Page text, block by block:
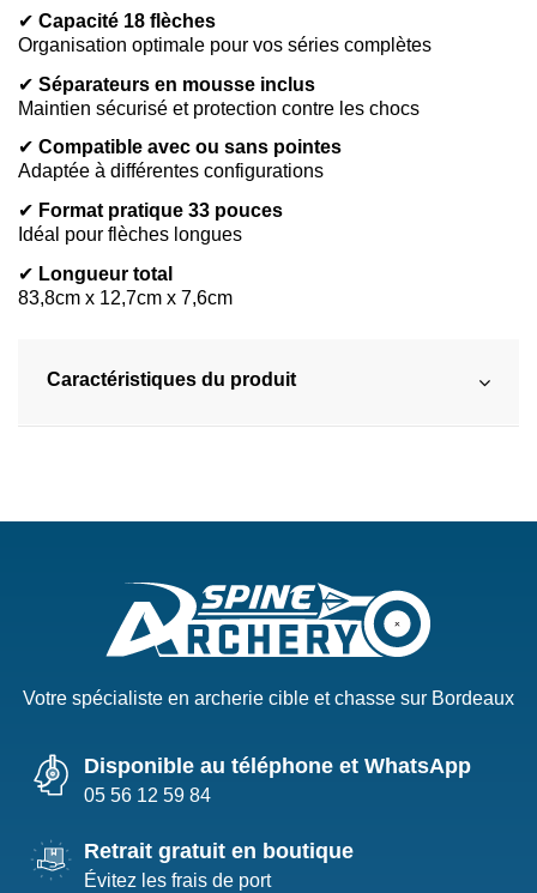
✔ Capacité 18 flèches
Organisation optimale pour vos séries complètes
✔ Séparateurs en mousse inclus
Maintien sécurisé et protection contre les chocs
✔ Compatible avec ou sans pointes
Adaptée à différentes configurations
✔ Format pratique 33 pouces
Idéal pour flèches longues
✔ Longueur total
83,8cm x 12,7cm x 7,6cm
Caractéristiques du produit
Votre spécialiste en archerie cible et chasse sur Bordeaux
Disponible au téléphone et WhatsApp
05 56 12 59 84
Retrait gratuit en boutique
Évitez les frais de port